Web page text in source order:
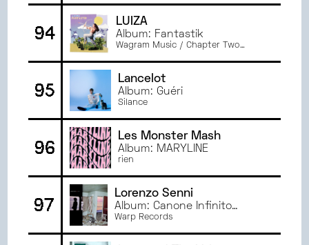
94
LUIZA
Album: Fantastik
Wagram Music / Chapter Two
95
Lancelot
Album: Guéri
Silance
96
Les Monster Mash
Album: MARYLINE
rien
97
Lorenzo Senni
Album: Canone Infinito
Xtended
Warp Records